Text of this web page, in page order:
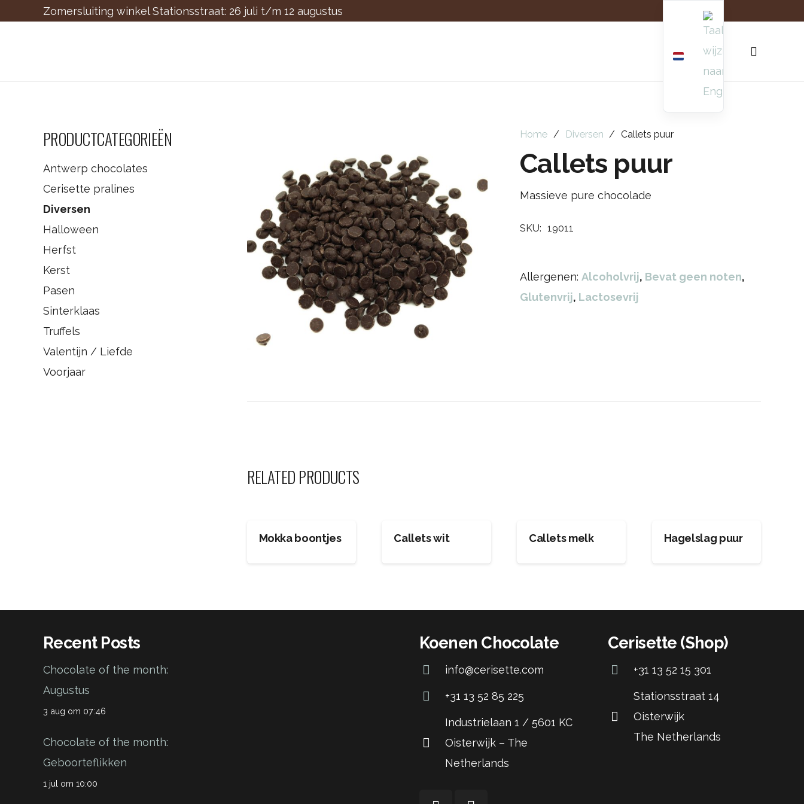
Zomersluiting winkel Stationsstraat: 26 juli t/m 12 augustus
PRODUCTCATEGORIEËN
Antwerp chocolates
Cerisette pralines
Diversen
Halloween
Herfst
Kerst
Pasen
Sinterklaas
Truffels
Valentijn / Liefde
Voorjaar
Home / Diversen / Callets puur
Callets puur
Massieve pure chocolade
SKU: 19011
Allergenen:Alcoholvrij, Bevat geen noten,
Glutenvrij, Lactosevrij
RELATED PRODUCTS
Mokka boontjes Callets wit Callets melk Hagelslag puur
Recent Posts
Chocolate of the month:
Augustus
3 aug om 07:46
Chocolate of the month:
Geboorteflikken
1 jul om 10:00
Koenen Chocolate
info@cerisette.com
+31 13 52 85 225
Industrielaan 1 / 5601 KC
Oisterwijk – The
Netherlands
Cerisette (Shop)
+31 13 52 15 301
Stationsstraat 14
Oisterwijk
The Netherlands